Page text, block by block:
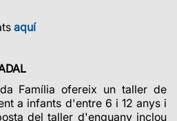
aquí
Família ofereix un taller de
a infants d'entre 6 i 12 anys i
del taller d'enguany inclou